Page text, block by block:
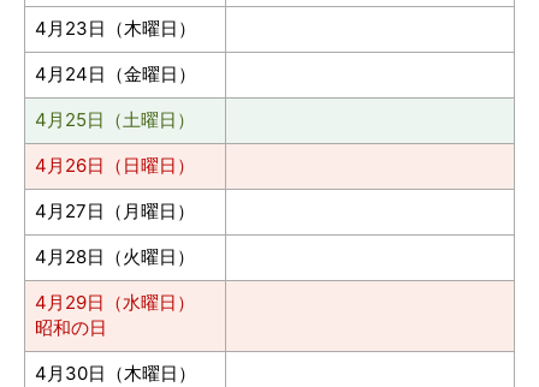
4月23日（木曜日）
4月24日（金曜日）
4月25日（土曜日）
4月26日（日曜日）
4月27日（月曜日）
4月28日（火曜日）
4月29日（水曜日）
昭和の日
4月30日（木曜日）